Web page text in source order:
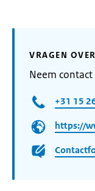
VRAGEN
Neem
+31 15
https://